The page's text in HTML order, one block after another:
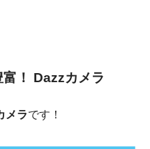
富！ Dazzカメラ
メラです！